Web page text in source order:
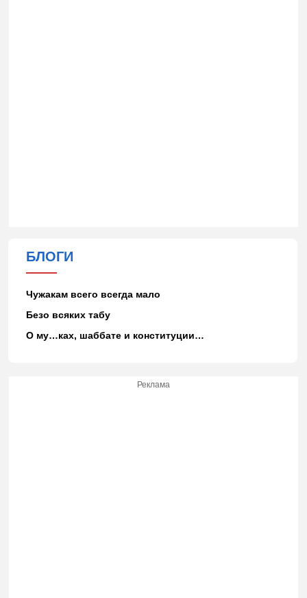
БЛОГИ
Чужакам всего всегда мало
Безо всяких табу
О му…ках, шаббате и конституции…
Реклама